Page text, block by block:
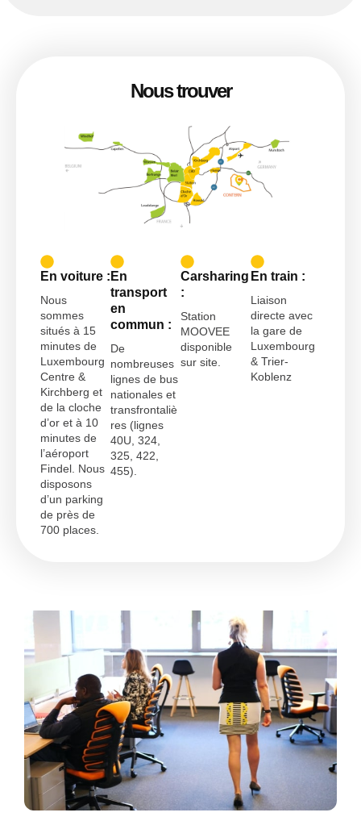
Nous trouver
En voiture :
Nous
sommes
situés à 15
minutes de
Luxembourg
Centre &
Kirchberg et
de la cloche
d’or et à 10
minutes de
l’aéroport
Findel. Nous
disposons
d’un parking
de près de
700 places.
En
transport
en
commun :
De
nombreuses
lignes de bus
nationales et
transfrontaliè
res (lignes
40U, 324,
325, 422,
455).
Carsharing
:
Station
MOOVEE
disponible
sur site.
En train :
Liaison
directe avec
la gare de
Luxembourg
& Trier-
Koblenz